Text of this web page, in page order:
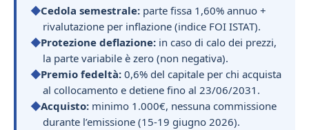
Cedola semestrale: parte fissa 1,60% annuo +
rivalutazione per inflazione (indice FOI ISTAT).
Protezione deflazione: in caso di calo dei prezzi,
la parte variabile è zero (non negativa).
Premio fedeltà: 0,6% del capitale per chi acquista
al collocamento e detiene fino al 23/06/2031.
Acquisto: minimo 1.000€, nessuna commissione
durante l’emissione (15-19 giugno 2026).